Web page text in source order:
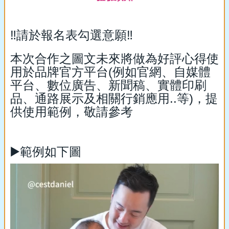
‼️請於報名表勾選意願‼️
本次合作之圖文未來將做為好評心得使
用於品牌官方平台(例如官網、自媒體
平台、數位廣告、新聞稿、實體印刷
品、通路展示及相關行銷應用..等)，提
供使用範例，敬請參考
▶️範例如下圖